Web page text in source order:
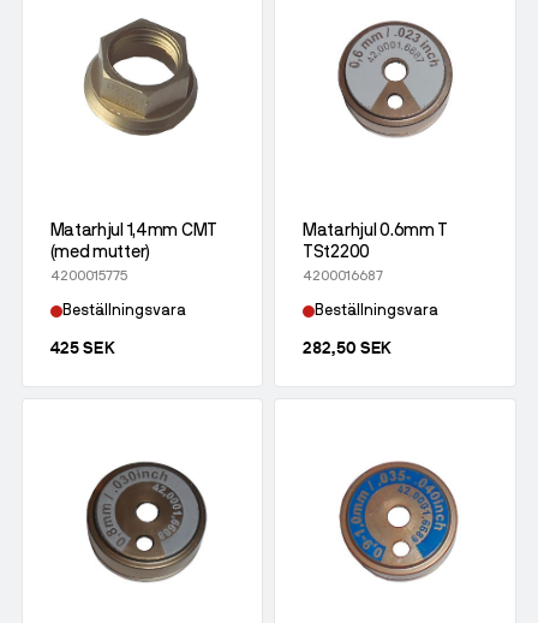
Matarhjul 1,4mm CMT
(med mutter)
4200015775
Beställningsvara
425 SEK
Matarhjul 0.6mm T
TSt2200
4200016687
Beställningsvara
282,50 SEK